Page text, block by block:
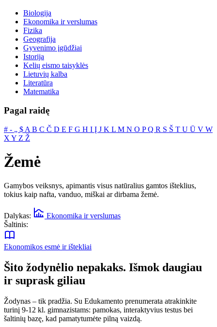
Biologija
Ekonomika ir verslumas
Fizika
Geografija
Gyvenimo įgūdžiai
Istorija
Kelių eismo taisyklės
Lietuvių kalba
Literatūra
Matematika
Pagal raidę
# ‐ „ $ A B C Č D E F G H I Į J K L M N O PQ R S Š T U Ū V W
X Y Z Ž
Žemė
Gamybos veiksnys, apimantis visus natūralius gamtos išteklius,
tokius kaip nafta, vanduo, miškai ar dirbama žemė.
Dalykas:
Ekonomika ir verslumas
Šaltinis:
Ekonomikos esmė ir ištekliai
Šito žodynėlio nepakaks. Išmok daugiau
ir suprask giliau
Žodynas – tik pradžia. Su Edukamento prenumerata atrakinkite
turinį 9-12 kl. gimnazistams: pamokas, interaktyvius testus bei
šaltinių bazę, kad pamatytumėte pilną vaizdą.